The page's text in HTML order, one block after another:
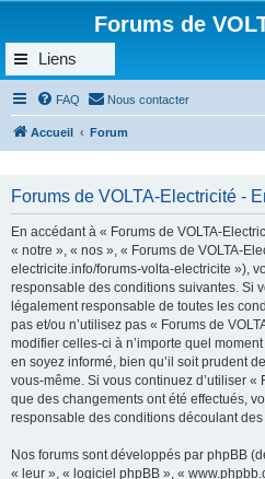
Forums de
Liens
FAQ Nous contacter
Accueil Forum
Forums de VOLTA-Electricité -
En accédant à « Forums de VOLTA-
« notre », « nos », « Forums de VOLTA-
electricite.info/forums-volta-electricite »),
responsable des conditions suivantes. Si
légalement responsable de toutes les
pas et/ou n’utilisez pas « Forums de
modifier celles-ci à n’importe quel
en soyez informé, bien qu’il soit prudent
vous-même. Si vous continuez d’utiliser «
que des changements ont été effectués,
responsable des conditions découlant
Nos forums sont développés par phpBB
« leur », « logiciel phpBB », «